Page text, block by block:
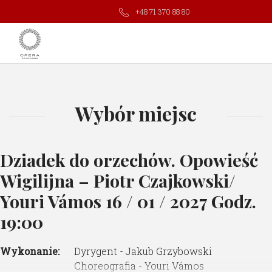
+48 71 370 88 80
Wybór miejsc
Dziadek do orzechów. Opowieść
Wigilijna – Piotr Czajkowski/
Youri Vámos 16 / 01 / 2027 Godz.
19:00
Wykonanie:
Dyrygent - Jakub Grzybowski
Choreografia - Youri Vámos